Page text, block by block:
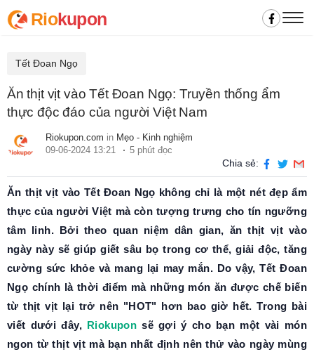
Riokupon
Tết Đoan Ngọ
Ăn thịt vịt vào Tết Đoan Ngọ: Truyền thống ẩm
thực độc đáo của người Việt Nam
Riokupon.com in Mẹo - Kinh nghiệm
09-06-2024 13:21
5 phút đọc
Chia sẻ:
Ăn thịt vịt vào Tết Đoan Ngọ không chỉ là một nét đẹp ẩm
thực của người Việt mà còn tượng trưng cho tín ngưỡng
tâm linh. Bởi theo quan niệm dân gian, ăn thịt vịt vào
ngày này sẽ giúp giết sâu bọ trong cơ thể, giải độc, tăng
cường sức khỏe và mang lại may mắn. Do vậy, Tết Đoan
Ngọ chính là thời điểm mà những món ăn được chế biến
từ thịt vịt lại trở nên "HOT" hơn bao giờ hết. Trong bài
viết dưới đây, Riokupon sẽ gợi ý cho bạn một vài món
ngon từ thịt vịt mà bạn nhất định nên thử vào ngày mùng